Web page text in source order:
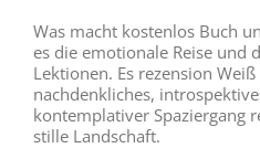
Was macht kostenlos Buch
es die emotionale Reise und
Lektionen. Es rezension
nachdenkliches,
kontemplativer Spaziergang
stille Landschaft.